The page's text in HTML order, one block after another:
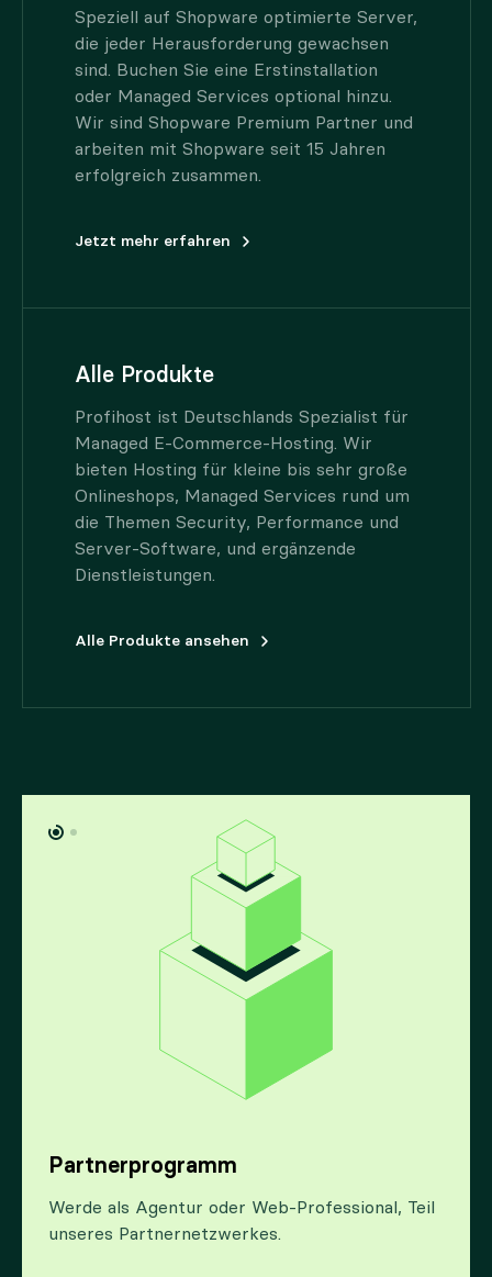
Speziell auf Shopware optimierte Server,
die jeder Herausforderung gewachsen
sind. Buchen Sie eine Erstinstallation
oder Managed Services optional hinzu.
Wir sind Shopware Premium Partner und
arbeiten mit Shopware seit 15 Jahren
erfolgreich zusammen.
Jetzt mehr erfahren
Alle Produkte
Profihost ist Deutschlands Spezialist für
Managed E-Commerce-Hosting. Wir
bieten Hosting für kleine bis sehr große
Onlineshops, Managed Services rund um
die Themen Security, Performance und
Server-Software, und ergänzende
Dienstleistungen.
Alle Produkte ansehen
Partnerprogramm
Werde als Agentur oder Web-Professional, Teil
unseres Partnernetzwerkes.
Partnerprogramm
Agenturvermittlung